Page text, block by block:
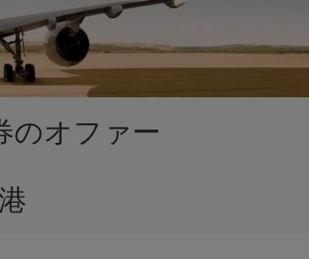
のオファー